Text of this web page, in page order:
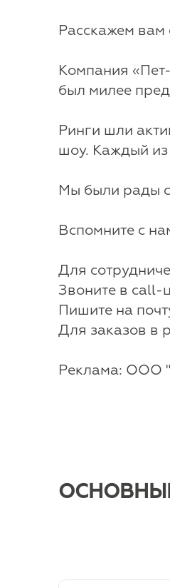
Расскажем вам
Компания
был милее
Ринги шли
шоу. Каждый из
Мы были рады
Вспомните с
Для
Звоните в call-
Пишите на
Для заказов в
Реклама: ООО